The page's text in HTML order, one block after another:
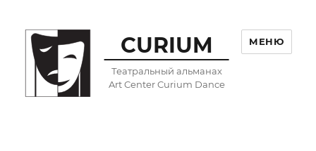
CURIUM
Театральный альманах
Art Center Curium Dance
МЕНЮ